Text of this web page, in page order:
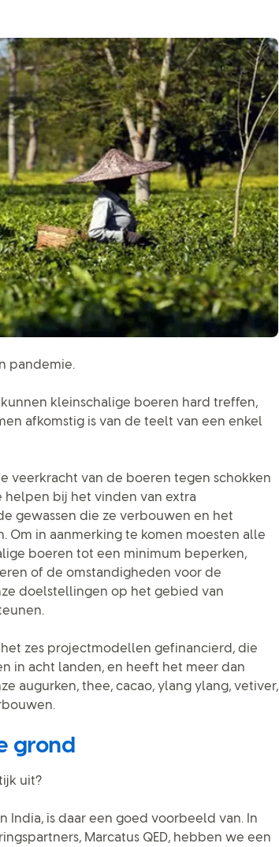
pandemie.
kleinschalige boeren hard treffen,
afkomstig is van de teelt van een enkel
veerkracht van de boeren tegen schokken
bij het vinden van extra
gewassen die ze verbouwen en het
Om in aanmerking te komen moesten alle
boeren tot een minimum beperken,
of de omstandigheden voor de
doelstellingen op het gebied van
het zes projectmodellen gefinancierd, die
in acht landen, en heeft het meer dan
augurken, thee, cacao, ylang ylang, vetiver,
grond
uit?
India, is daar een goed voorbeeld van. In
Marcatus QED, hebben we een